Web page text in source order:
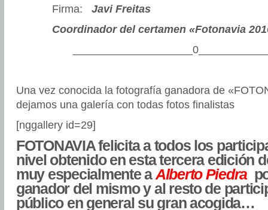
Firma: Javi Freitas
Coordinador del certamen «Fotonavia
Una vez conocida la fotografía ganadora de
dejamos una galería con todas fotos finalistas
[nggallery id=29]
FOTONAVIA felicita a todos los
nivel obtenido en esta tercera edición
muy especialmente aAlberto Piedra
ganador del mismo y al resto de
público en general su gran acogida…